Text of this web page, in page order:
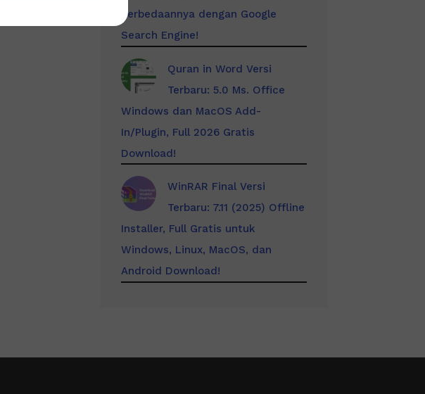
Perbedaannya dengan Google
Search Engine!
Quran in Word Versi
Terbaru: 5.0 Ms. Office
Windows dan MacOS Add-
In/Plugin, Full 2026 Gratis
Download!
WinRAR Final Versi
Terbaru: 7.11 (2025) Offline
Installer, Full Gratis untuk
Windows, Linux, MacOS, dan
Android Download!